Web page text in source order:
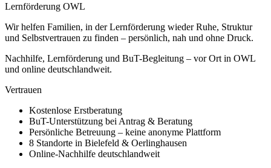
Lernförderung OWL
Wir helfen Familien, in der Lernförderung wieder Ruhe, Struktur
und Selbstvertrauen zu finden – persönlich, nah und ohne Druck.
Nachhilfe, Lernförderung und BuT-Begleitung – vor Ort in OWL
und online deutschlandweit.
Vertrauen
Kostenlose Erstberatung
BuT-Unterstützung bei Antrag & Beratung
Persönliche Betreuung – keine anonyme Plattform
8 Standorte in Bielefeld & Oerlinghausen
Online-Nachhilfe deutschlandweit